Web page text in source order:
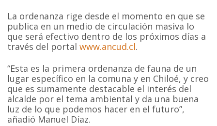
La ordenanza rige desde el momento en que se
publica en un medio de circulación masiva lo
que será efectivo dentro de los próximos días a
través del portalwww.ancud.cl.
“Esta es la primera ordenanza de fauna de un
lugar específico en la comuna y en Chiloé, y creo
que es sumamente destacable el interés del
alcalde por el tema ambiental y da una buena
luz de lo que podemos hacer en el futuro”,
añadió Manuel Díaz.